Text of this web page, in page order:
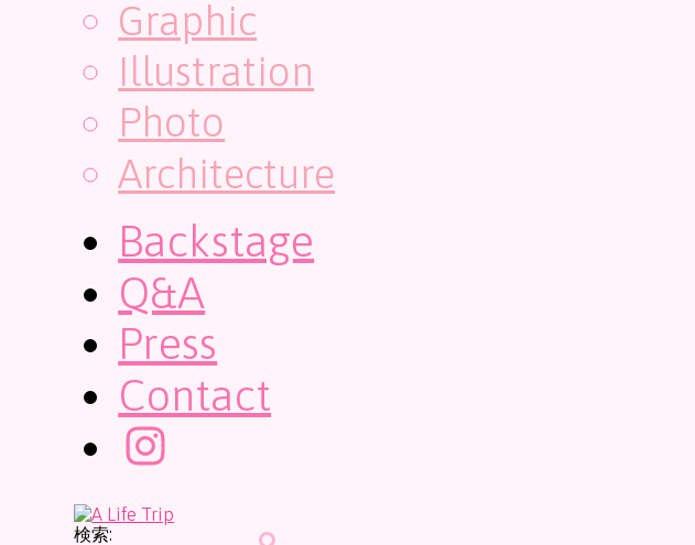
Graphic
Illustration
Photo
Architecture
Backstage
Q&A
Press
Contact
検索: